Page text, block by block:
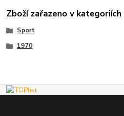
Zboží zařazeno v kategoriích
Sport
1970